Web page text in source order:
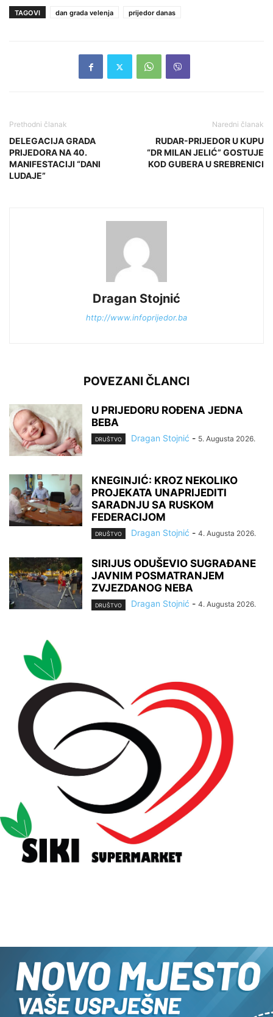
TAGOVI dan grada velenja prijedor danas
Prethodni članak
DELEGACIJA GRADA
PRIJEDORA NA 40.
MANIFESTACIJI “DANI
LUDAJE”
Naredni članak
RUDAR-PRIJEDOR U KUPU
“DR MILAN JELIĆ” GOSTUJE
KOD GUBERA U SREBRENICI
Dragan Stojnić
http://www.infoprijedor.ba
POVEZANI ČLANCI
U PRIJEDORU ROĐENA JEDNA
BEBA
DRUŠTVO Dragan Stojnić - 5. Augusta 2026.
KNEGINJIĆ: KROZ NEKOLIKO
PROJEKATA UNAPRIJEDITI
SARADNJU SA RUSKOM
FEDERACIJOM
DRUŠTVO Dragan Stojnić - 4. Augusta 2026.
SIRIJUS ODUŠEVIO SUGRAĐANE
JAVNIM POSMATRANJEM
ZVJEZDANOG NEBA
DRUŠTVO Dragan Stojnić - 4. Augusta 2026.